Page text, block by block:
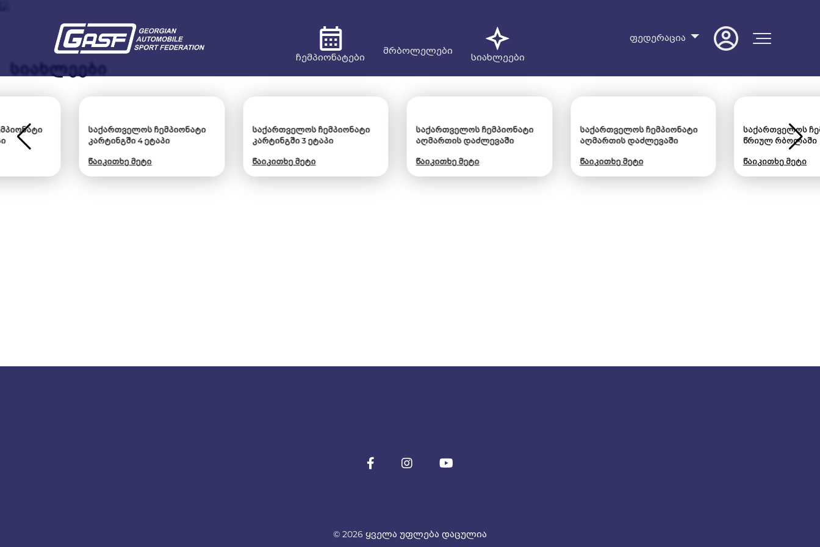
ფედერაცია
ჩემპიონატები
მრბოლელები
სიახლეები
სიახლეები
საქართველოს ჩემპიონატი
კარტინგში 4 ეტაპი
საქართველოს ჩემპიონატი
კარტინგში 3 ეტაპი
საქართველოს ჩემპიონატი
აღმართის დაძლევაში
საქართველოს ჩემპიონატი
აღმართის დაძლევაში
საქართველოს ჩემპიონატი
წრიულ რბოლაში
© 2026 ყველა უფლება დაცულია